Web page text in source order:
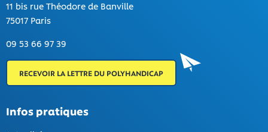
11 bis rue Théodore de Banville
75017 Paris
09 53 66 97 39
RECEVOIR LA LETTRE DU POLYHANDICAP
Infos pratiques